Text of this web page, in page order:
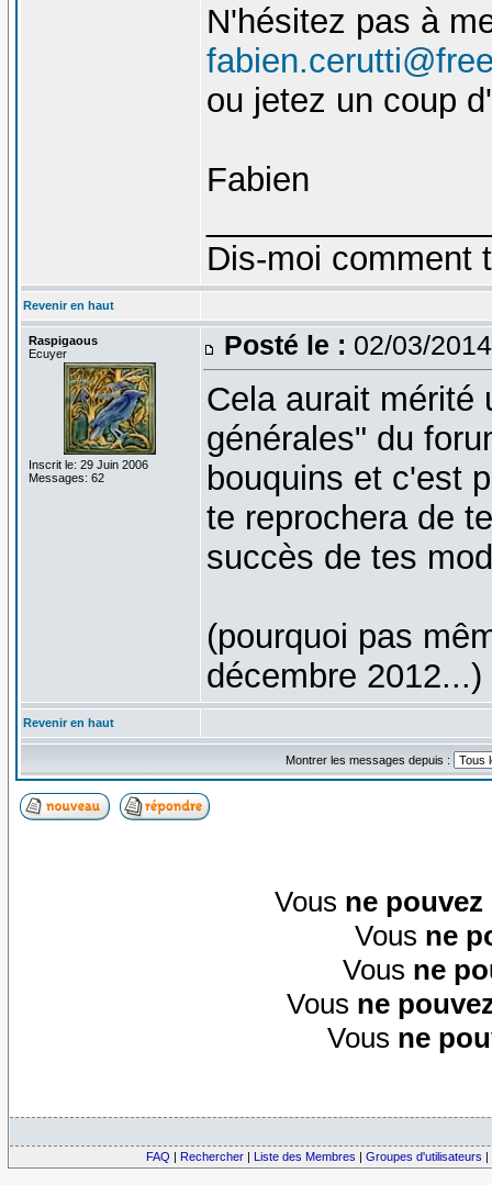
N'hésitez pas à
ou jetez un coup
Fabien
Dis-moi comment
Revenir en haut
Raspigaous
Ecuyer
Inscrit le: 29 Juin 2006
Messages: 62
Posté le : 02/03/
Cela aurait mérité
générales" du
bouquins et c'est
te reprochera de
succès de tes
(pourquoi pas
décembre 2012...)
Revenir en haut
Montrer les messages depuis :
Vous ne pouvez
Vous ne
Vous ne
Vous ne
Vous ne
FAQ | Rechercher | Liste des Membres | Groupes d'utilisateurs |